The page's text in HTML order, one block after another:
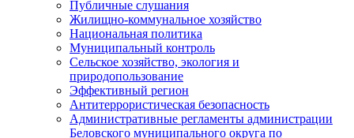
Публичные слушания
Жилищно-коммунальное хозяйство
Национальная политика
Муниципальный контроль
Сельское хозяйство, экология и
природопользование
Эффективный регион
Антитеррористическая безопасность
Административные регламенты администрации
Беловского муниципального округа по